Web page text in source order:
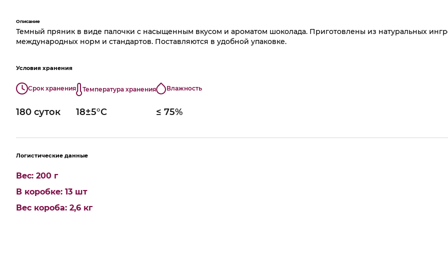
Описание
Темный пряник в виде палочки с насыщенным вкусом и ароматом шоколада. Приготовлены из натуральных
международных норм и стандартов. Поставляются в удобной упаковке.
Условия хранения
Срок хранения
180 суток
Температура хранения
18±5°С
Влажность
≤ 75%
Логистические данные
Вес: 200 г
В коробке: 13 шт
Вес короба: 2,6 кг